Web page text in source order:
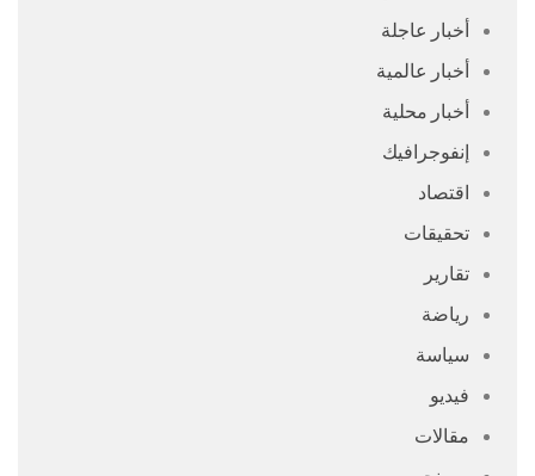
أخبار عاجلة
أخبار عالمية
أخبار محلية
إنفوجرافيك
اقتصاد
تحقيقات
تقارير
رياضة
سياسة
فيديو
مقالات